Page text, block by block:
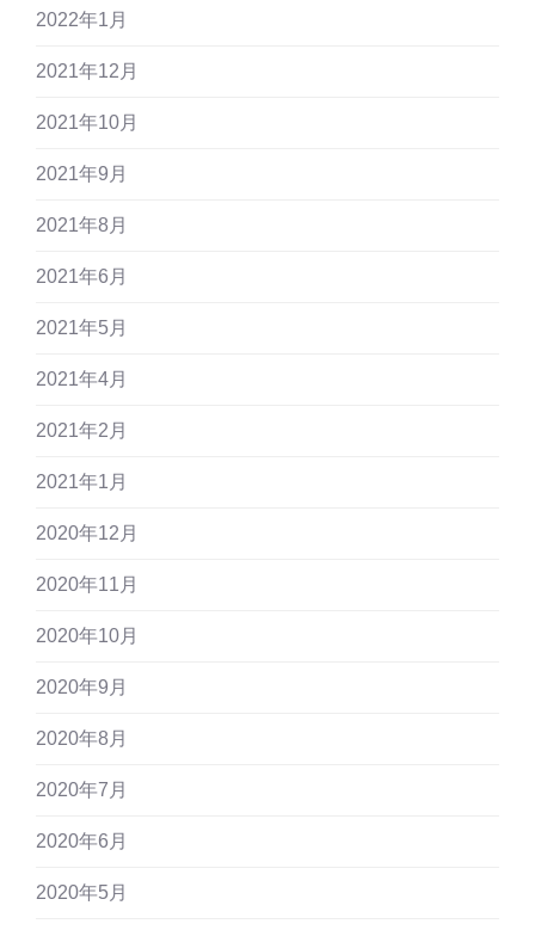
2022年1月
2021年12月
2021年10月
2021年9月
2021年8月
2021年6月
2021年5月
2021年4月
2021年2月
2021年1月
2020年12月
2020年11月
2020年10月
2020年9月
2020年8月
2020年7月
2020年6月
2020年5月